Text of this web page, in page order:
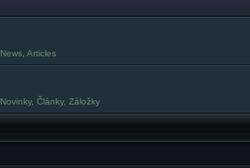
News Articles
Novinky, Články, Záložky